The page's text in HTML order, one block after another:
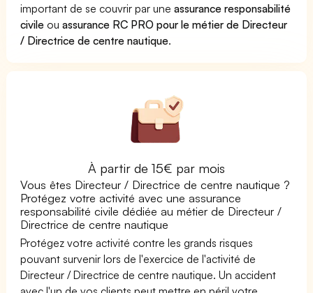
important de se couvrir par uneassurance responsabilité
civile ouassurance RC PRO pour le métier de Directeur
/ Directrice de centre nautique.
À partir de 15€ par mois
Vous êtes Directeur / Directrice de centre nautique ?
Protégez votre activité avec une assurance
responsabilité civile dédiée au métier de Directeur /
Directrice de centre nautique
Protégez votre activité contre les grands risques
pouvant survenir lors de l'exercice de l'activité de
Directeur / Directrice de centre nautique. Un accident